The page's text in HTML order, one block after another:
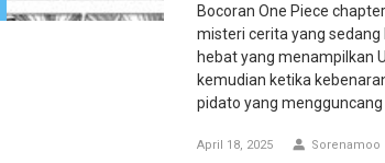
Bocoran One Piece
misteri cerita yang
hebat yang menampilkan
kemudian ketika
pidato yang mengguncang
April 18, 2025 Sorenamoo